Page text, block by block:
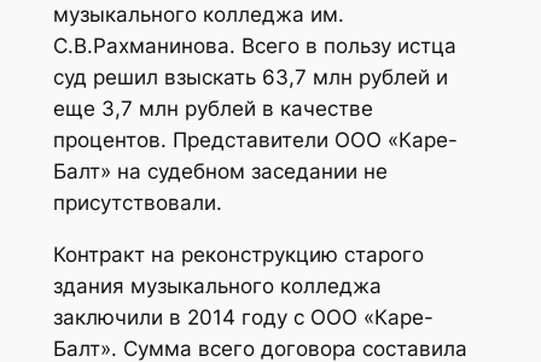
музыкального колледжа им.
С.В.Рахманинова. Всего в пользу истца
суд решил взыскать 63,7 млн рублей и
еще 3,7 млн рублей в качестве
процентов. Представители ООО «Каре-
Балт» на судебном заседании не
присутствовали.
Контракт на реконструкцию старого
здания музыкального колледжа
заключили в 2014 году с ООО «Каре-
Балт». Сумма всего договора составила